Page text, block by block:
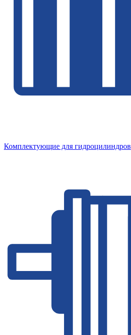
Комплектующие для гидроцилиндров